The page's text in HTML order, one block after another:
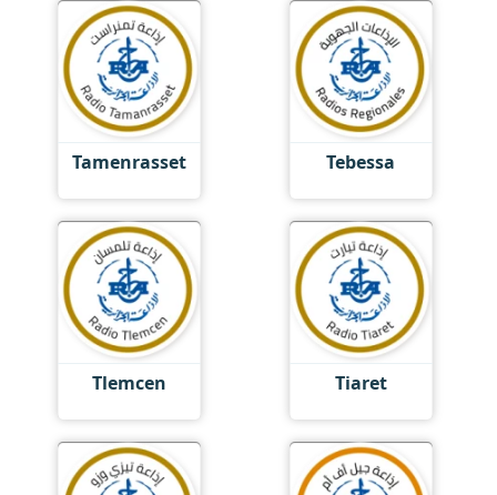
Tamenrasset Tebessa
Tlemcen Tiaret